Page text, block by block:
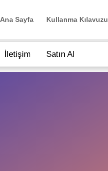
Ana Sayfa Kullanma Kılavuzu
İletişim Satın Al